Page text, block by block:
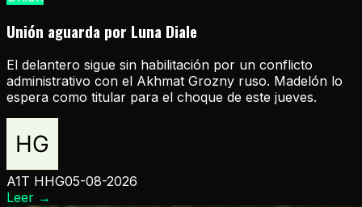
Unión aguarda por Luna Diale
El delantero sigue sin habilitación por un conflicto
administrativo con el Akhmat Grozny ruso. Madelón lo
espera como titular para el choque de este jueves.
A1T HHG05-08-2026
Leer →